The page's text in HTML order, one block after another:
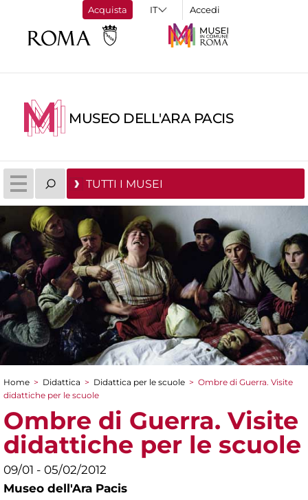
Acquista Accedi
MUSEO DELL'ARA PACIS
TUTTI I MUSEI
Tu sei qui
Home > Didattica > Didattica per le scuole > Ombre di Guerra. Visite
didattiche per le scuole
Ombre di Guerra. Visite
didattiche per le scuole
09/01 - 05/02/2012
Museo dell'Ara Pacis